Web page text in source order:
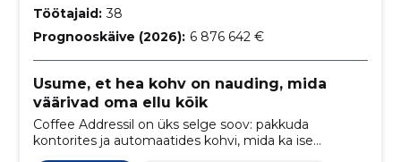
Töötajaid: 38
Prognooskäive (2026): 6 876 642 €
Usume, et hea kohv on nauding, mida
väärivad oma ellu kõik
Coffee Addressil on üks selge soov: pakkuda
kontorites ja automaatides kohvi, mida ka ise
naudinguga joome.